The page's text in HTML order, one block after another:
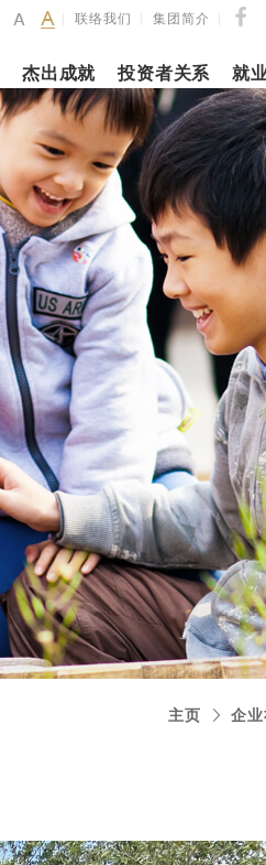
联络我们 集团简介
建筑材
新闻焦点
2023年10月19日
上海交通大学「吕
志和科学园」正式
揭幕
更多内容
杰出成就 投资者关系 就
2026年2月26日
银娱公布2025年第四季度
及全年业绩
更多内容
主页 企